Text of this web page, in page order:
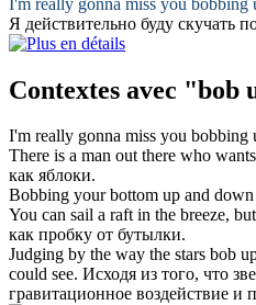
Я действительно буду скучать
Contextes avec "bob
I'm really gonna miss you bobbing
There is a man out there who
как яблоки.
Bobbing your bottom up and down
You can sail a raft in the breeze,
как пробку от бутылки.
Judging by the way the stars bob
could see. Исходя из того, что
гравитационное воздействие